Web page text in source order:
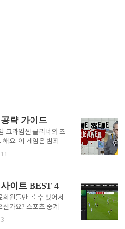
략 가이드
크라임씬 클리너의 초
요. 이 게임은 범죄
시뮬레이션 게임으
계는 현장을 철저히
청소해야 할 오염물
, 모든 흔적을 놓치지
입니다.Tip: 게임 초반
해야 할 곳을 미리 파
이트 BEST 4
원들만 볼 수 있어서
가요? 스포츠 중계
소개합니다. 경제적